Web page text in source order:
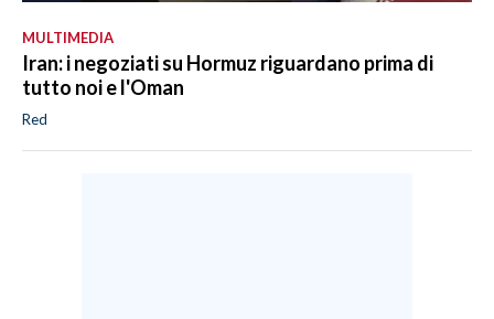
MULTIMEDIA
Iran: i negoziati su Hormuz riguardano prima di
tutto noi e l'Oman
Red